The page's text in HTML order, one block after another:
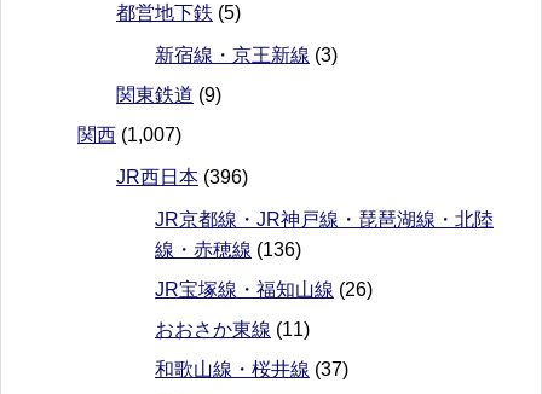
都営地下鉄 (5)
新宿線・京王新線 (3)
関東鉄道 (9)
関西 (1,007)
JR西日本 (396)
JR京都線・JR神戸線・琵琶湖線・北陸
線・赤穂線 (136)
JR宝塚線・福知山線 (26)
おおさか東線 (11)
和歌山線・桜井線 (37)